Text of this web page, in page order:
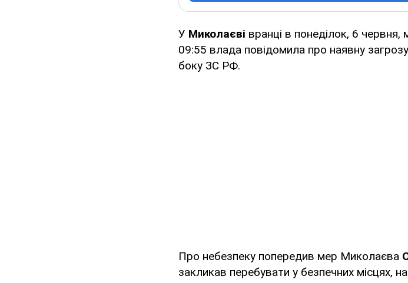
У Миколаєві вранці в понеділок, 6 червня,
09:55 влада повідомила про наявну загрозу
боку ЗС РФ.
Про небезпеку попередив мер Миколаєва
закликав перебувати у безпечних місцях,